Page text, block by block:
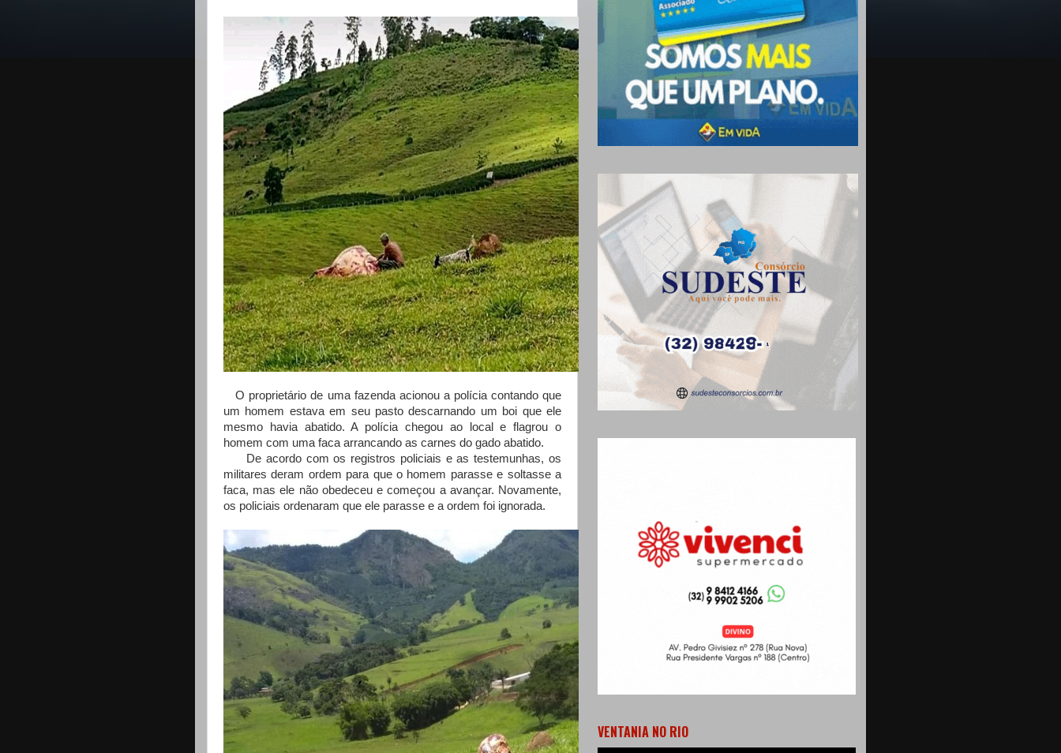
O proprietário de uma fazenda acionou a polícia contando que
um homem estava em seu pasto descarnando um boi que ele
mesmo havia abatido. A polícia chegou ao local e flagrou o
homem com uma faca arrancando as carnes do gado abatido.
De acordo com os registros policiais e as testemunhas, os
militares deram ordem para que o homem parasse e soltasse a
faca, mas ele não obedeceu e começou a avançar. Novamente,
os policiais ordenaram que ele parasse e a ordem foi ignorada.
VENTANIA NO RIO